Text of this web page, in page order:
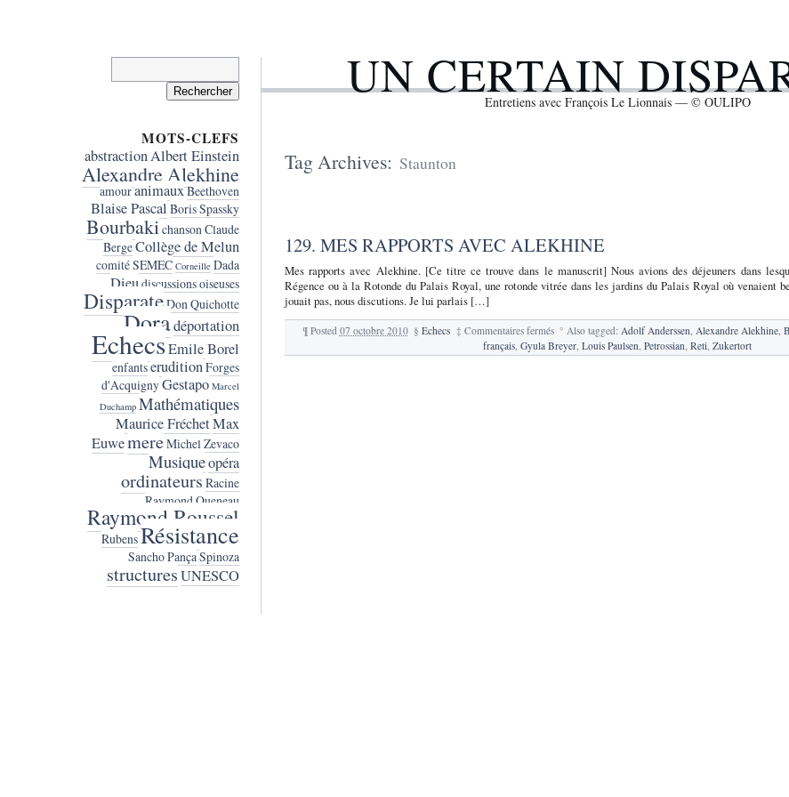
UN CERTAIN
Entretiens avec François Le Lionnais — © OULIPO
Tag Archives: Staunton
129. MES RAPPORTS AVEC ALEKHINE
Mes rapports avec Alekhine. [Ce titre ce trouve dans le manuscrit] Nous avions des déjeuners dans
Régence ou à la Rotonde du Palais Royal, une rotonde vitrée dans les jardins du Palais Royal où venaient
jouait pas, nous discutions. Je lui parlais […]
¶ Posted 07 octobre 2010 § Echecs ‡ Commentaires ferméssur
129.
Mes
° Also tagged: Adolf Anderssen Alexandre Alekhine ,
français ,Gyula Breyer ,Louis Paulsen ,Petrossian ,Reti ,Zukertort
MOTS-CLEFS
abstractionAlbert Einstein
Alexandre Alekhine
amouranimauxBeethoven
Blaise Pascal Boris Spassky
BourbakichansonClaude
BergeCollège de Melun
comité SEMEC Corneille Dada
Dieu discussions oiseuses
DisparateDon Quichotte
Doradéportation
EchecsEmile Borel
enfantseruditionForges
d'AcquignyGestapo Marcel
Duchamp Mathématiques
Maurice FréchetMax
EuwemereMichel Zevaco
Musiqueopéra
ordinateurs Racine
Raymond Queneau
Raymond Roussel
RubensRésistance
Sancho PançaSpinoza
structuresUNESCO